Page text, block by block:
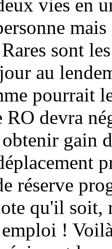
vies en
sont
au
pourrait
devra
gain
réserve
qu'il soit,
!